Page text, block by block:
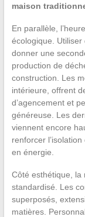
maison
En parallèle,
écologique. Utiliser
donner une
production de
construction. Les
intérieure, offrent
d’agencement et
généreuse. Les
viennent encore
renforcer
en énergie.
Côté esthétique, la
standardisé. Les
superposés,
matières.